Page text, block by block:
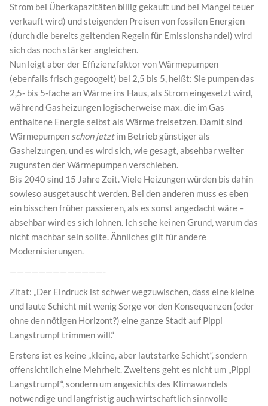
Strom bei Überkapazitäten billig gekauft und bei Mangel teuer
verkauft wird) und steigenden Preisen von fossilen Energien
(durch die bereits geltenden Regeln für Emissionshandel) wird
sich das noch stärker angleichen.
Nun leigt aber der Effizienzfaktor von Wärmepumpen
(ebenfalls frisch gegoogelt) bei 2,5 bis 5, heißt: Sie pumpen das
2,5- bis 5-fache an Wärme ins Haus, als Strom eingesetzt wird,
während Gasheizungen logischerweise max. die im Gas
enthaltene Energie selbst als Wärme freisetzen. Damit sind
Wärmepumpen schon jetztim Betrieb günstiger als
Gasheizungen, und es wird sich, wie gesagt, absehbar weiter
zugunsten der Wärmepumpen verschieben.
Bis 2040 sind 15 Jahre Zeit. Viele Heizungen würden bis dahin
sowieso ausgetauscht werden. Bei den anderen muss es eben
ein bisschen früher passieren, als es sonst angedacht wäre –
absehbar wird es sich lohnen. Ich sehe keinen Grund, warum das
nicht machbar sein sollte. Ähnliches gilt für andere
Modernisierungen.
—————————————-
Zitat: „Der Eindruck ist schwer wegzuwischen, dass eine kleine
und laute Schicht mit wenig Sorge vor den Konsequenzen (oder
ohne den nötigen Horizont?) eine ganze Stadt auf Pippi
Langstrumpf trimmen will.“
Erstens ist es keine „kleine, aber lautstarke Schicht“, sondern
offensichtlich eine Mehrheit. Zweitens geht es nicht um „Pippi
Langstrumpf“, sondern um angesichts des Klimawandels
notwendige und langfristig auch wirtschaftlich sinnvolle